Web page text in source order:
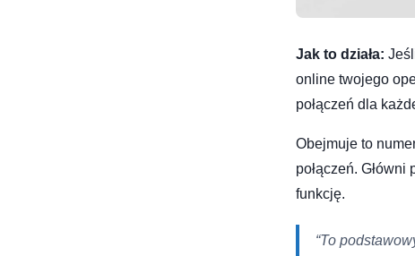
Jak to działa:
online twojego
połączeń dla
Obejmuje to
połączeń.
funkcję.
“To